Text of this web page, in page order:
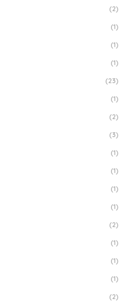
(2)
(1)
(1)
(1)
(23)
(1)
(2)
(3)
(1)
(1)
(1)
(1)
(2)
(1)
(1)
(1)
(2)